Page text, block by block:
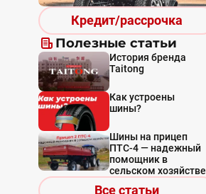
Кредит/рассрочка
Полезные статьи
История бренда
Taitong
Как устроены
шины?
Шины на прицеп
ПТС-4 — надежный
помощник в
сельском хозяйстве
Все статьи